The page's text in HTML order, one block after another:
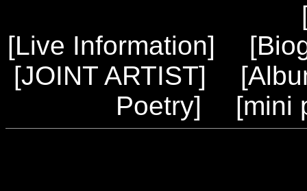
[Live Information] [
[JOINT ARTIST] [
Poetry] [mini